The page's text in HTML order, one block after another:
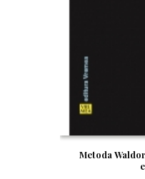
Metoda